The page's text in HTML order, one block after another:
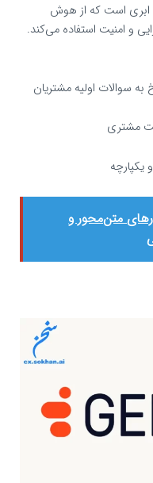
ابری است که از هوش
و امنیت استفاده می‌کند.
سوالات اولیه مشتریان
مشتری
متن‌محور و